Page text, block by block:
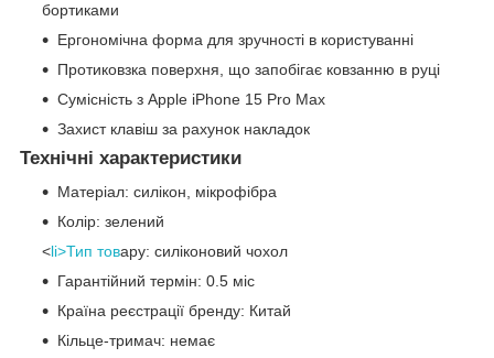
бортиками
Ергономічна форма для зручності в користуванні
Протиковзка поверхня, що запобігає ковзанню в руці
Сумісність з Apple iPhone 15 Pro Max
Захист клавіш за рахунок накладок
Технічні характеристики
Матеріал: силікон, мікрофібра
Колір: зелений
<li>Тип товару: силіконовий чохол
Гарантійний термін: 0.5 міс
Країна реєстрації бренду: Китай
Кільце-тримач: немає